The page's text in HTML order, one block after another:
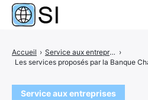
Service aux entreprises
Accueil › Service aux entreprises ›
Les services proposés par la Banque
Business
Entreprises